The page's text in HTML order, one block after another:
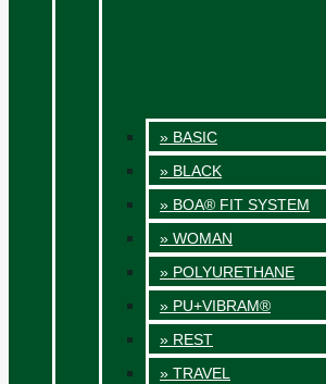
» BASIC
» BLACK
» BOA® FIT SYSTEM
» WOMAN
» POLYURETHANE
» PU+VIBRAM®
» REST
» TRAVEL